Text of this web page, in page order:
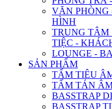
VĂN PHÒNG
HÌNH
TRUNG TÂM
TIỆC -
LOUNGE -
SẢN PHẨM
TẤM TIÊU
TẤM TÁN
BASSTRAP
BASSTRAP